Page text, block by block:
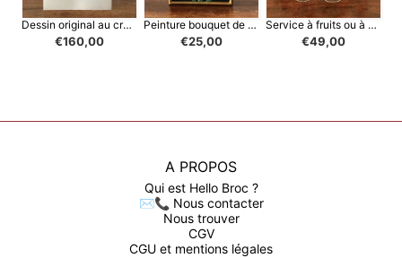
Dessin original au crayon et pastel restauré de E. Naudy (Alfred Renaudin) Circa 1910 - Femme découvrant son chien sur la coiffeuse
€160,00
Peinture bouquet de tulipes rouges sur velours noir encadrement bois doré 1968
€25,00
Service à fruits ou à punch vintage années 70 / 80
€49,00
A PROPOS
Qui est Hello Broc ?
✉️📞 Nous contacter
Nous trouver
CGV
CGU et mentions légales